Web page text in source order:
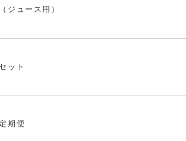
ジュース用）
ット
期便